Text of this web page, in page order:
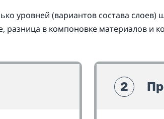
уровней (вариантов состава
разница в компоновке материалов и
2